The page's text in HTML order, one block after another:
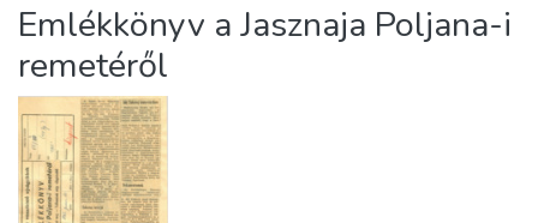
About us
Emlékkönyv a Jasznaja Poljana-i
remetéről